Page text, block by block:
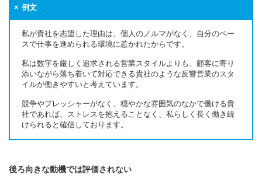
例文
私が貴社を志望した理由は、個人のノルマがなく、自分のペー
スで仕事を進められる環境に惹かれたからです。
私は数字を厳しく追求される営業スタイルよりも、顧客に寄り
添いながら落ち着いて対応できる貴社のような反響営業のスタ
イルが働きやすいと考えています。
競争やプレッシャーがなく、穏やかな雰囲気のなかで働ける貴
社であれば、ストレスを抱えることなく、私らしく長く働き続
けられると確信しております。
後ろ向きな動機では評価されない